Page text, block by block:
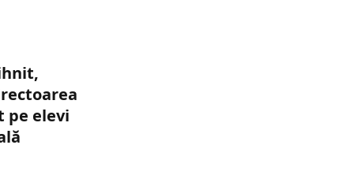
pe elevi